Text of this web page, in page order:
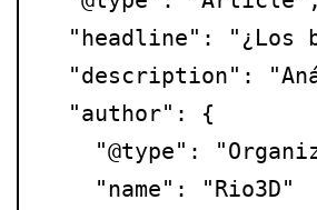
"headline": "¿Los
"description":
  "author": {
"@type":
    "name": "Rio3D"